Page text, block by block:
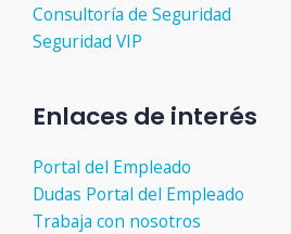
Consultoría de Seguridad
Seguridad VIP
Enlaces de interés
Portal del Empleado
Dudas Portal del Empleado
Trabaja con nosotros